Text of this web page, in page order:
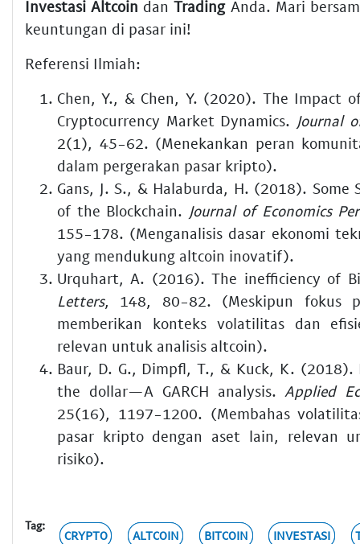
Investasi Altcoin danTradingAnda. Mari
keuntungan di pasar ini!
Referensi Ilmiah:
Chen, Y., & Chen, Y. (2020). The Impact
Cryptocurrency Market Dynamics. Journal
2(1), 45-62. (Menekankan peran
dalam pergerakan pasar kripto).
Gans, J. S., & Halaburda, H. (2018). Some
of the Blockchain. Journal of Economics
155-178. (Menganalisis dasar ekonomi
yang mendukung altcoin inovatif).
Urquhart, A. (2016). The inefficiency of
Letters, 148, 80-82. (Meskipun fokus
memberikan konteks volatilitas dan
relevan untuk analisis altcoin).
Baur, D. G., Dimpfl, T., & Kuck, K. (2018).
the dollar—A GARCH analysis. Applied
25(16), 1197-1200. (Membahas
pasar kripto dengan aset lain, relevan
risiko).
Tag:
CRYPTO ALTCOIN BITCOIN INVESTASI